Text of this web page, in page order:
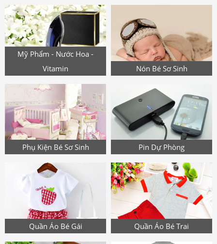
Mỹ Phẩm - Nước Hoa -
Vitamin
Nón Bé Sơ Sinh
Phụ Kiện Bé Sơ Sinh Pin Dự Phòng
Quần Áo Bé Gái Quần Áo Bé Trai